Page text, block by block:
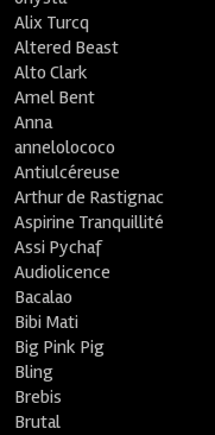
Alix Turcq
Altered Beast
Alto Clark
Amel Bent
Anna
annelolococo
Antiulcéreuse
Arthur de Rastignac
Aspirine Tranquillité
Assi Pychaf
Audiolicence
Bacalao
Bibi Mati
Big Pink Pig
Bling
Brebis
Brutal